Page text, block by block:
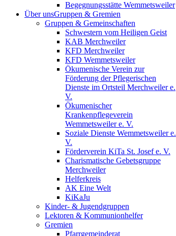
Begegnungsstätte Wemmetsweiler
Über unsGruppen & Gremien
Gruppen & Gemeinschaften
Schwestern vom Heiligen Geist
KAB Merchweiler
KFD Merchweiler
KFD Wemmetsweiler
Ökumenische Verein zur
Förderung der Pflegerischen
Dienste im Ortsteil Merchweiler e.
V.
Ökumenischer
Krankenpflegeverein
Wemmetsweiler e. V.
Soziale Dienste Wemmetsweiler e.
V.
Förderverein KiTa St. Josef e. V.
Charismatische Gebetsgruppe
Merchweiler
Helferkreis
AK Eine Welt
KiKaJu
Kinder- & Jugendgruppen
Lektoren & Kommunionhelfer
Gremien
Pfarrgemeinderat